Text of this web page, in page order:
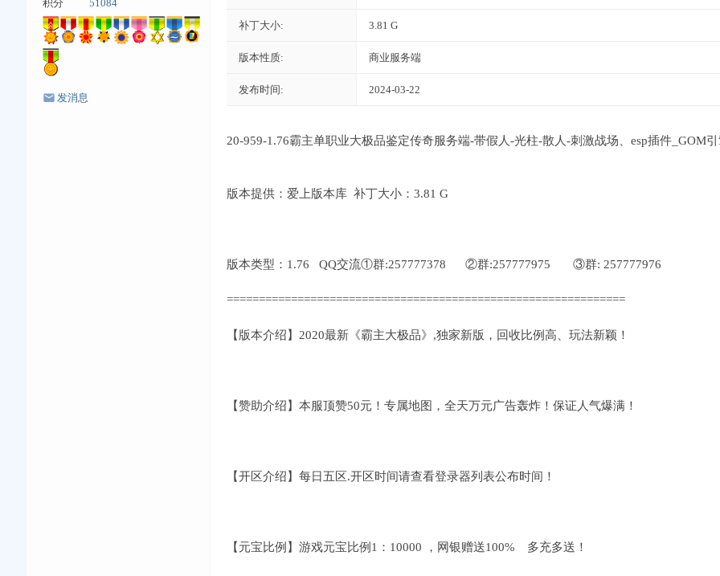
积分 51084
发消息
补丁大小: 3.81 G
版本性质: 商业服务端
发布时间: 2024-03-22
20-959-1.76霸主单职业大极品鉴定传奇服务端-带假人-光柱-散人-刺激战场、esp插件_GOM
版本提供：爱上版本库 补丁大小：3.81 G
版本类型：1.76 QQ交流①群:257777378 ②群:257777975 ③群: 257777976
==============================================================
【版本介绍】2020最新《霸主大极品》,独家新版，回收比例高、玩法新颖！
【赞助介绍】本服顶赞50元！专属地图，全天万元广告轰炸！保证人气爆满！
【开区介绍】每日五区.开区时间请查看登录器列表公布时间！
【元宝比例】游戏元宝比例1：10000 ，网银赠送100% 多充多送！